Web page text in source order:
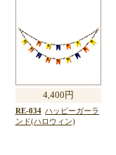
4,400円
RE-034 ハッピーガーラ
ンド(ハロウィン)